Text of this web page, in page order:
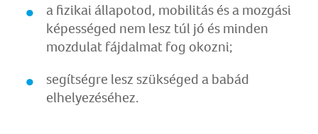
a fizikai állapotod, mobilitás és a mozgási
képességed nem lesz túl jó és minden
mozdulat fájdalmat fog okozni;
segítségre lesz szükséged a babád
elhelyezéséhez.